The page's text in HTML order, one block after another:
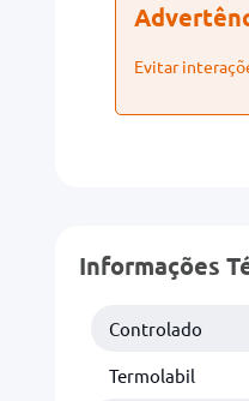
Evitar
Informações
Controlado
Termolabil